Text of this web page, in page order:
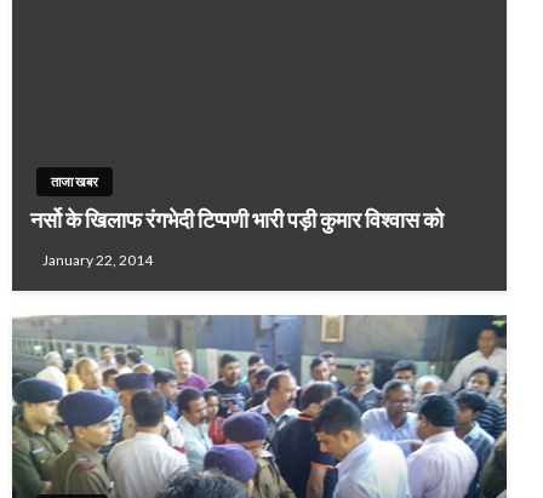
ताजा खबर
नर्सो के खिलाफ रंगभेदी टिप्पणी भारी पड़ी कुमार विश्वास को
January 22, 2014